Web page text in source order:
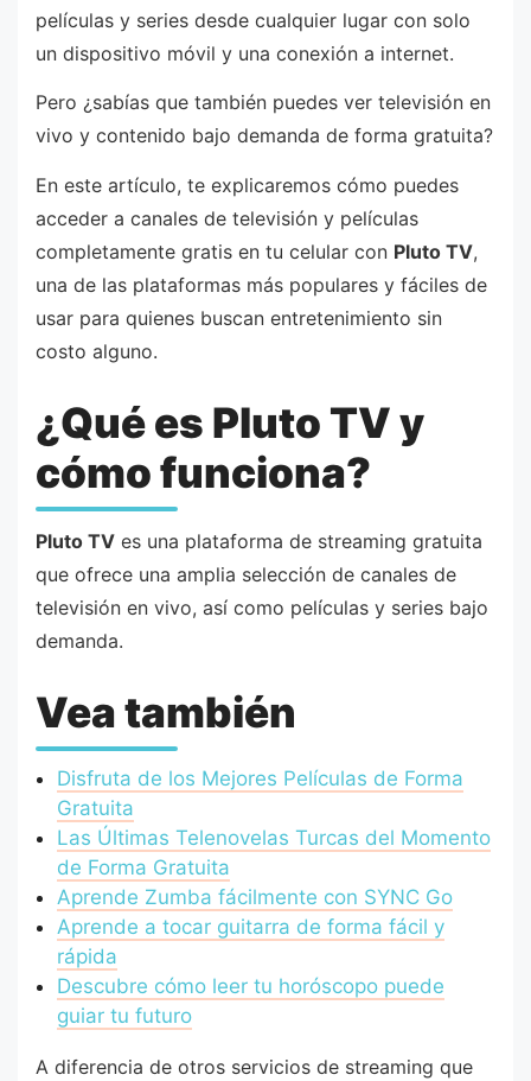
películas y series desde cualquier lugar con solo
un dispositivo móvil y una conexión a internet.
Pero ¿sabías que también puedes ver televisión en
vivo y contenido bajo demanda de forma gratuita?
En este artículo, te explicaremos cómo puedes
acceder a canales de televisión y películas
completamente gratis en tu celular con Pluto TV,
una de las plataformas más populares y fáciles de
usar para quienes buscan entretenimiento sin
costo alguno.
¿Qué es Pluto TV y
cómo funciona?
Pluto TV es una plataforma de streaming gratuita
que ofrece una amplia selección de canales de
televisión en vivo, así como películas y series bajo
demanda.
Vea también
Disfruta de los Mejores Películas de Forma
Gratuita
Las Últimas Telenovelas Turcas del Momento
de Forma Gratuita
Aprende Zumba fácilmente con SYNC Go
Aprende a tocar guitarra de forma fácil y
rápida
Descubre cómo leer tu horóscopo puede
guiar tu futuro
A diferencia de otros servicios de streaming que